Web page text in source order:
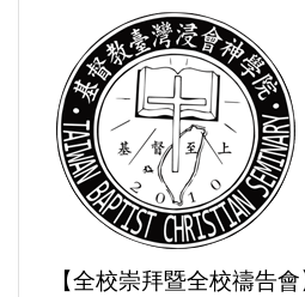
【全校崇拜暨全校禱告